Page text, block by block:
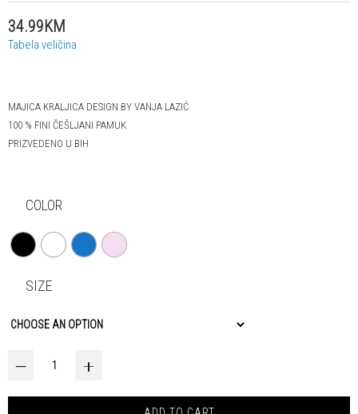
34.99KM
Tabela veličina
MAJICA KRALJICA DESIGN BY VANJA LAZIĆ
100 % FINI ČEŠLJANI PAMUK
PRIZVEDENO U BIH
COLOR
SIZE
‒ +